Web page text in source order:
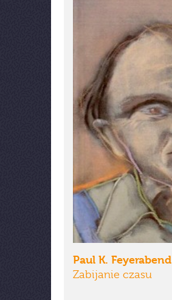
Paul K. Feyerabend
Zabijanie czasu